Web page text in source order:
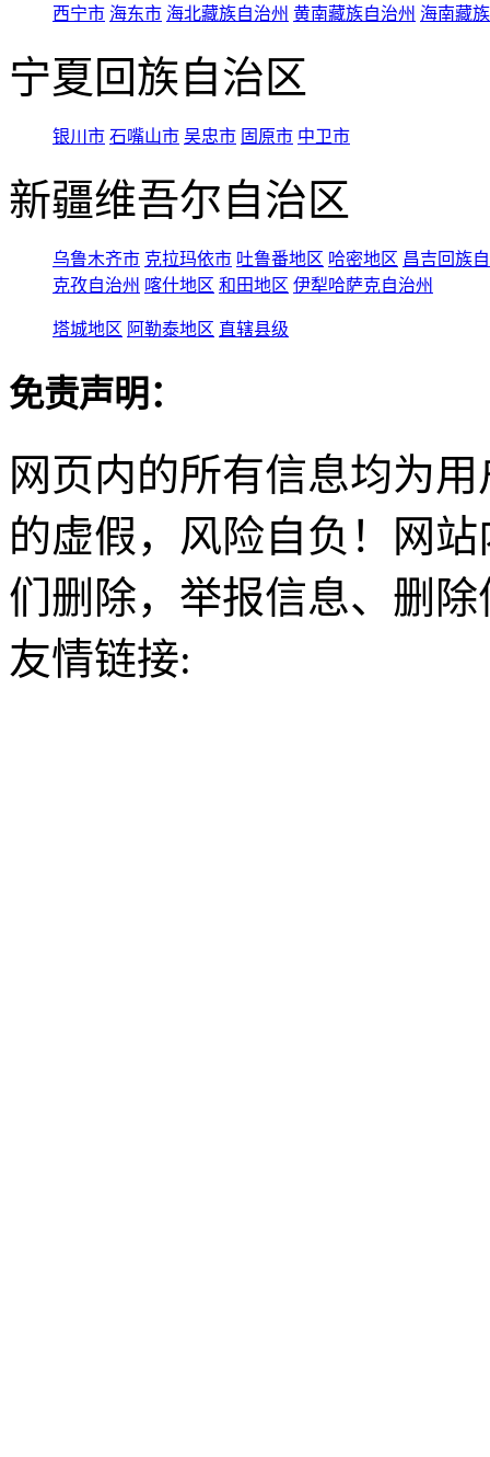
西宁市 海东市 海北藏族自治州 黄南藏族自治州 海南藏
宁夏回族自治区
银川市 石嘴山市 吴忠市 固原市 中卫市
新疆维吾尔自治区
乌鲁木齐市 克拉玛依市 吐鲁番地区 哈密地区 昌吉回族
克孜自治州 喀什地区 和田地区 伊犁哈萨克自治州
塔城地区 阿勒泰地区 直辖县级
免责声明：
网页内的所有信息均为
的虚假，风险自负！网
们删除，举报信息、删
友情链接: